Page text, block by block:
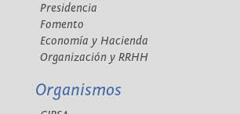
Presidencia
Fomento
Economía y Hacienda
Organización y RRHH
Organismos